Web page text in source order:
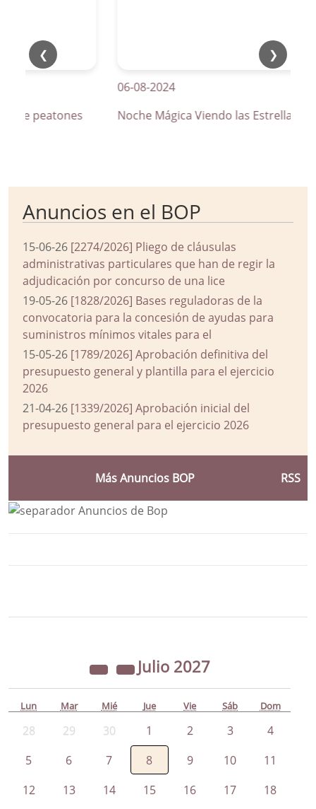
❮ ❯
de peatones
06-08-2024
Noche Mágica Viendo las Estrellas
Anuncios en el BOP
15-06-26 [2274/2026] Pliego de cláusulas
administrativas particulares que han de regir la
adjudicación por concurso de una lice
19-05-26 [1828/2026] Bases reguladoras de la
convocatoria para la concesión de ayudas para
suministros mínimos vitales para el
15-05-26 [1789/2026] Aprobación definitiva del
presupuesto general y plantilla para el ejercicio
2026
21-04-26 [1339/2026] Aprobación inicial del
presupuesto general para el ejercicio 2026
Más Anuncios BOP RSS
Julio 2027
Lun Mar Mié Jue Vie Sáb Dom
28 29 30 1 2 3
4
5
6 7 8 9 10
11
12
13 14 15 16 17 18